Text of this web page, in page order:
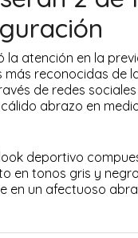
la atención en la
reconocidas de
de redes
abrazo en
deportivo
en tonos gris y
en un afectuoso